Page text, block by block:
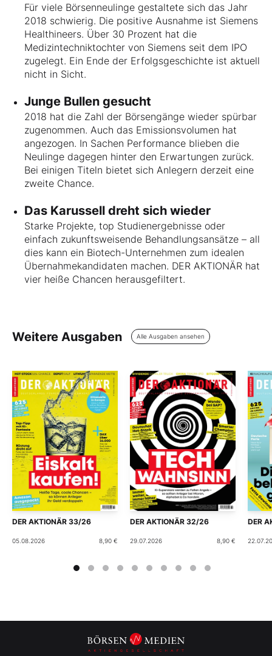
Für viele Börsenneulinge gestaltete sich das Jahr
2018 schwierig. Die positive Ausnahme ist Siemens
Healthineers. Über 30 Prozent hat die
Medizintechniktochter von Siemens seit dem IPO
zugelegt. Ein Ende der Erfolgsgeschichte ist aktuell
nicht in Sicht.
Junge Bullen gesucht
2018 hat die Zahl der Börsengänge wieder spürbar
zugenommen. Auch das Emissionsvolumen hat
angezogen. In Sachen Performance blieben die
Neulinge dagegen hinter den Erwartungen zurück.
Bei einigen Titeln bietet sich Anlegern derzeit eine
zweite Chance.
Das Karussell dreht sich wieder
Starke Projekte, top Studienergebnisse oder
einfach zukunftsweisende Behandlungsansätze – all
dies kann ein Biotech-Unternehmen zum idealen
Übernahmekandidaten machen. DER AKTIONÄR hat
vier heiße Chancen herausgefiltert.
Weitere Ausgaben Alle Ausgaben ansehen
DER AKTIONÄR 33/26
05.08.2026 8,90 €
DER AKTIONÄR 32/26
29.07.2026 8,90 €
DER